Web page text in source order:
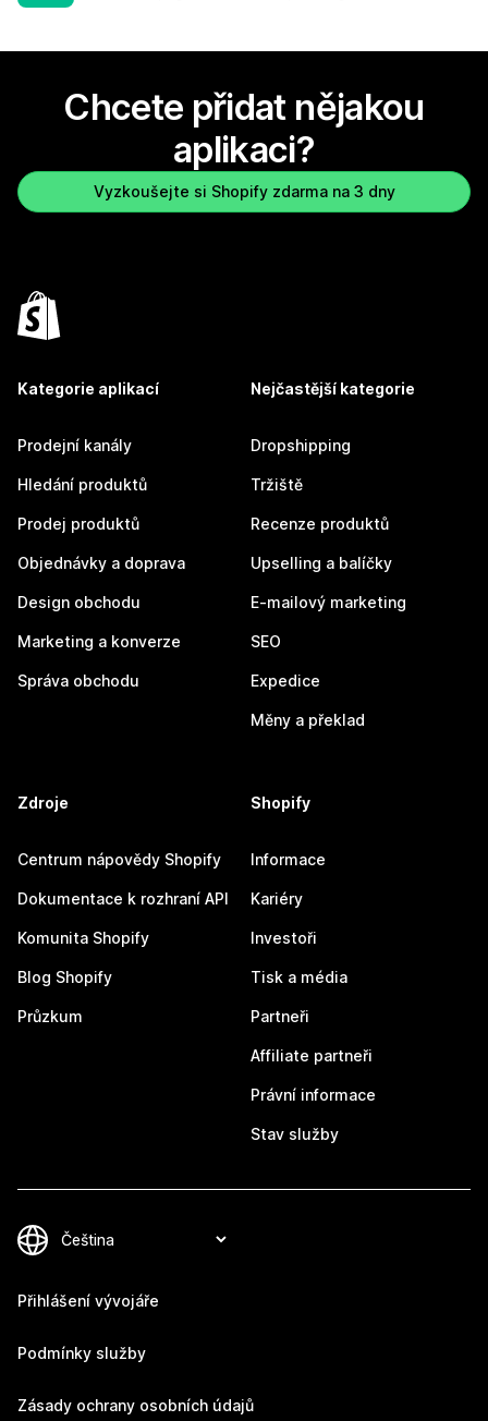
Chcete přidat nějakou
aplikaci?
Vyzkoušejte si Shopify zdarma na 3 dny
Kategorie aplikací
Prodejní kanály
Hledání produktů
Prodej produktů
Objednávky a doprava
Design obchodu
Marketing a konverze
Správa obchodu
Nejčastější kategorie
Dropshipping
Tržiště
Recenze produktů
Upselling a balíčky
E-mailový marketing
SEO
Expedice
Měny a překlad
Zdroje
Centrum nápovědy Shopify
Dokumentace k rozhraní API
Komunita Shopify
Blog Shopify
Průzkum
Shopify
Informace
Kariéry
Investoři
Tisk a média
Partneři
Affiliate partneři
Právní informace
Stav služby
Přihlášení vývojáře
Podmínky služby
Zásady ochrany osobních údajů